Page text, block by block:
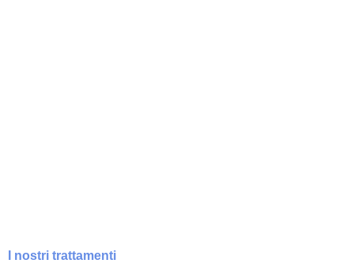
I nostri trattamenti